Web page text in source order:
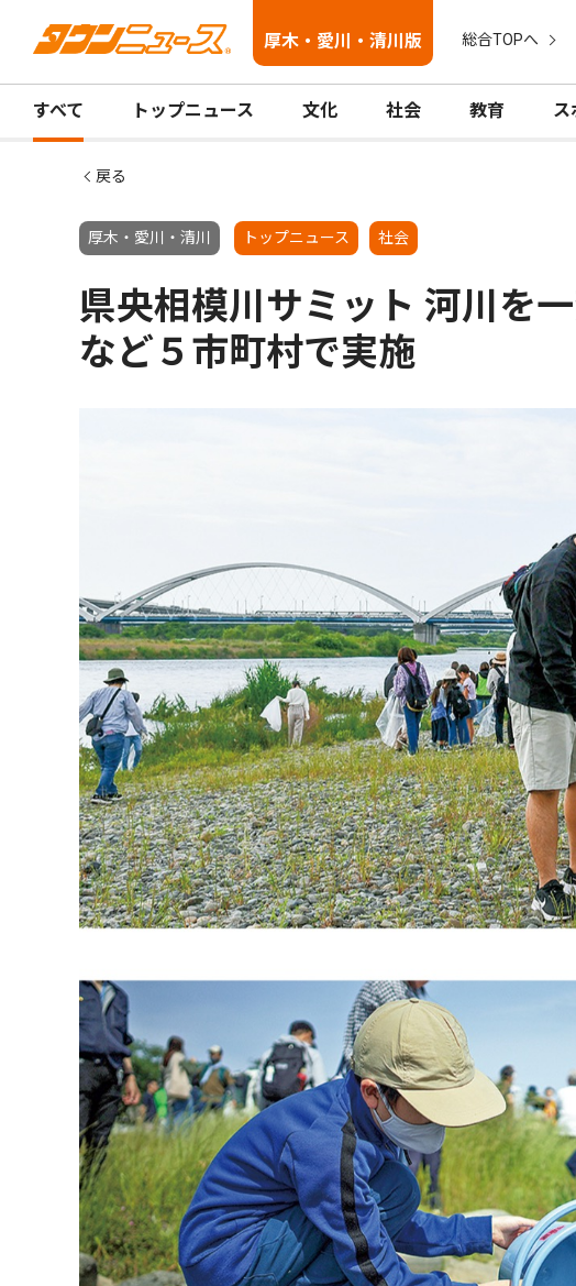
厚木・愛川・清川版 総合TOPへ
すべて トップニュース 文化 社会 教育 ス
戻る
厚木・愛川・清川 トップニュース 社会
県央相模川サミット 河川を
など５市町村で実施